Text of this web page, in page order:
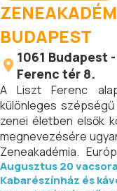
BUDAPEST
1061 Budapest -
Ferenc tér 8.
A Liszt Ferenc
különleges
zenei életben elsők
megnevezésére
Zeneakadémia.
nemcsak az
tanári koncerteket -
Augusztus 20
Kabarészínház és